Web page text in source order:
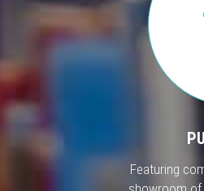
Featuring